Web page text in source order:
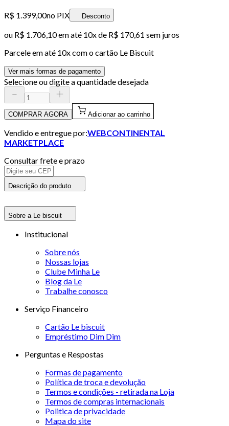
R$ 1.399,00no PIX Desconto
ou R$ 1.706,10em até 10x de R$ 170,61 sem juros
Parcele em até 10x com o cartão Le Biscuit
Ver mais formas de pagamento
Selecione ou digite a quantidade desejada
COMPRAR AGORA Adicionar ao carrinho
Vendido e entregue por:WEBCONTINENTAL
MARKETPLACE
Consultar frete e prazo
Descrição do produto
Sobre a Le biscuit
Institucional
Sobre nós
Nossas lojas
Clube Minha Le
Blog da Le
Trabalhe conosco
Serviço Financeiro
Cartão Le biscuit
Empréstimo Dim Dim
Perguntas e Respostas
Formas de pagamento
Política de troca e devolução
Termos e condições - retirada na Loja
Termos de compras internacionais
Politica de privacidade
Mapa do site